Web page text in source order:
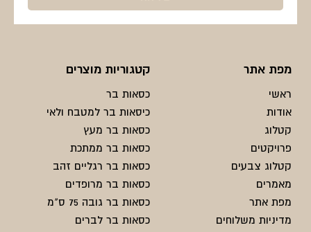
מפת אתר
ראשי
אודות
קטלוג
פרויקטים
קטלוג צבעים
מאמרים
מפת אתר
מדיניות משלוחים
קטגוריות מוצרים
כסאות בר
כיסאות בר למטבח ולאי
כסאות בר מעץ
כסאות בר ממתכת
כסאות בר רגליים זהב
כסאות בר מרופדים
כסאות בר גובה 75 ס"מ
כסאות בר לברים